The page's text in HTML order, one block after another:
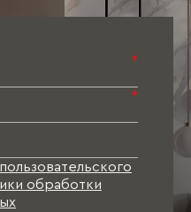
*
*
пользовательского
обработки